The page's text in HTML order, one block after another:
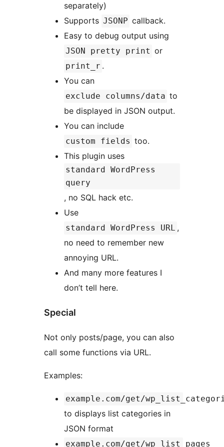
separately)
Supports JSONP callback.
Easy to debug output using
JSON pretty print or
print_r .
You can
exclude columns/data to
be displayed in JSON output.
You can include
custom fields too.
This plugin uses
standard WordPress
query
, no SQL hack etc.
Use
standard WordPress URL ,
no need to remember new
annoying URL.
And many more features I
don’t tell here.
Special
Not only posts/page, you can also
call some functions via URL.
Examples:
example.com/get/
to displays list categories in
JSON format
example.com/get/wp_list_pages